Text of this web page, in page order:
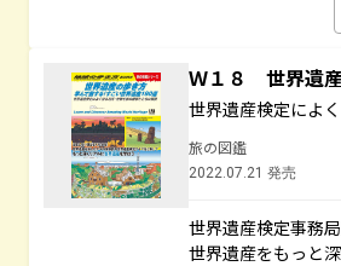
Ｗ１８ 世界遺
世界遺産検定によ
旅の図鑑
2022.07.21 発売
世界遺産検定事務
世界遺産をもっと